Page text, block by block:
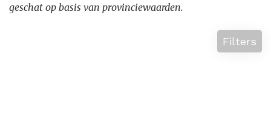
geschat op basis van provinciewaarden.
Filters